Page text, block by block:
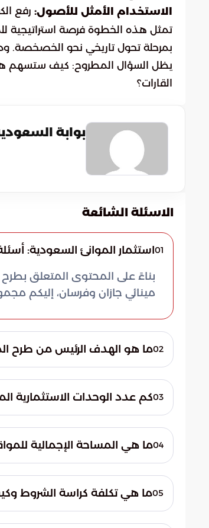
الاستخدام الأمثل للأصول: رفع
تمثل هذه الخطوة فرصة استراتيجية
بمرحلة تحول تاريخي نحو الخصخصة.
يظل السؤال المطروح: كيف ستسهم
القارات؟
بوابة
الاسئلة الشائعة
01استثمار الموانئ السعودية:
بناءً على المحتوى المتعلق بطرح
مينائي جازان وفرسان، إليكم
02ما هو الهدف الرئيس من طرح
الخدمات المقدمة للركاب
التنموية، مما يساهم في تحويل
المنطقة.
03كم عدد الوحدات الاستثمارية
جغرافياً بين ميناء جازان وميناء
وتدعم العمليات البحرية في كلا
04ما هي المساحة الإجمالية
المواقع والمساحات بناءً على
المقدمة مع كثافة الحركة
05ما هي تكلفة كراسة الشروط